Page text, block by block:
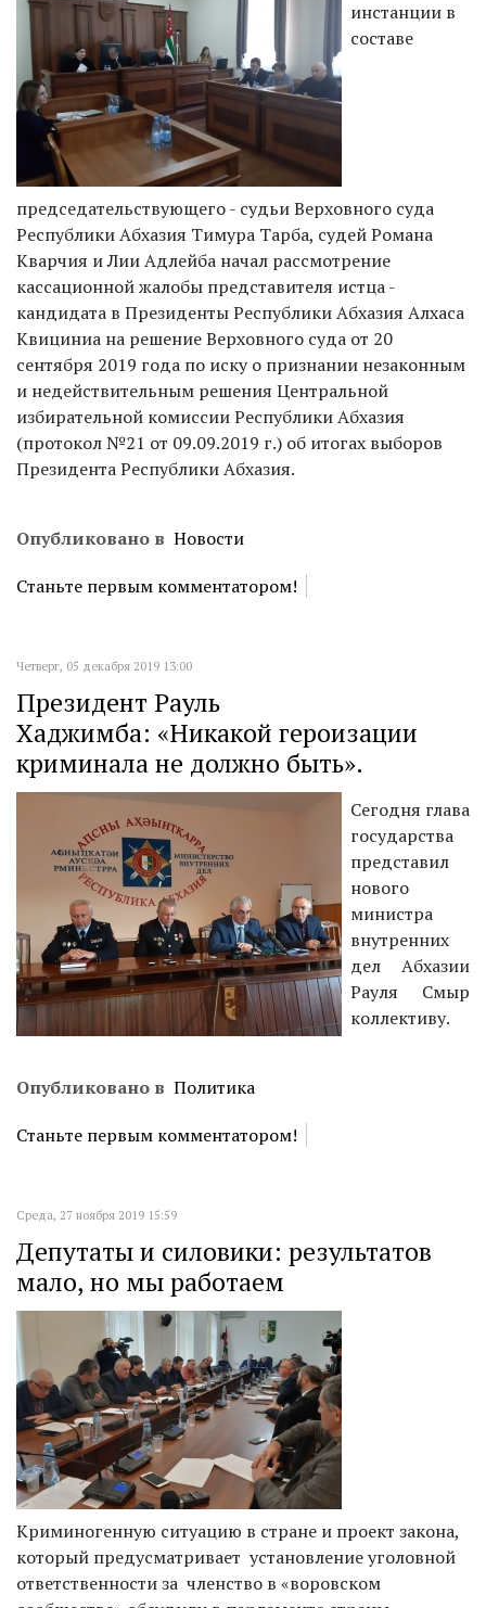
инстанции в
составе
председательствующего - судьи Верховного суда
Республики Абхазия Тимура Тарба, судей Романа
Кварчия и Лии Адлейба начал рассмотрение
кассационной жалобы представителя истца -
кандидата в Президенты Республики Абхазия Алхаса
Квициниа на решение Верховного суда от 20
сентября 2019 года по иску о признании незаконным
и недействительным решения Центральной
избирательной комиссии Республики Абхазия
(протокол №21 от 09.09.2019 г.) об итогах выборов
Президента Республики Абхазия.
Опубликовано в Новости
Станьте первым комментатором!
Четверг, 05 декабря 2019 13:00
Президент Рауль
Хаджимба: «Никакой героизации
криминала не должно быть».
Сегодня глава
государства
представил
нового
министра
внутренних
дел Абхазии
Рауля Смыр
коллективу.
Опубликовано в Политика
Станьте первым комментатором!
Среда, 27 ноября 2019 15:59
Депутаты и силовики: результатов
мало, но мы работаем
Криминогенную ситуацию в стране и проект закона,
который предусматривает установление уголовной
ответственности за членство в «воровском